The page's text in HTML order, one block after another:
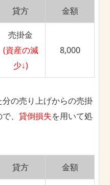
貸方 金額
売掛金
(資産の減
少↓)
8,000
の売り上げからの売掛
、 貸倒損失を用いて処
貸方 金額